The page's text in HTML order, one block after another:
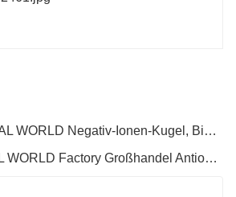
vorherige : ETERNAL WORLD Negativ-Ionen-Kugel, Bio-Keramik-Kugeln, Wasserstoff-Keramik-ORP-Kugel für die Wasseraufbereitung
nächste : ETERNAL WORLD Factory Großhandel Antioxidanskugel ORP-Wasserstoff-Keramikkugel für die Wasserfiltration